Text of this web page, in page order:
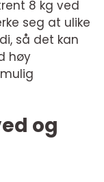
8 kg ved
seg at ulike
så det kan
høy
og